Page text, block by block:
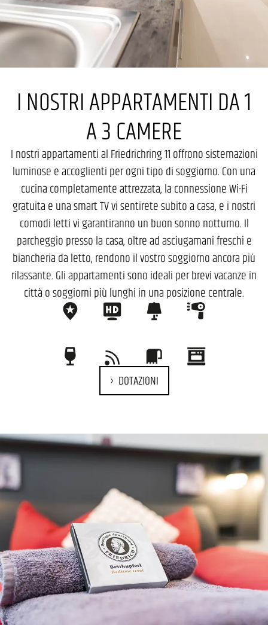
I NOSTRI APPARTAMENTI DA 1
A 3 CAMERE
I nostri appartamenti al Friedrichring 11 offrono sistemazioni
luminose e accoglienti per ogni tipo di soggiorno. Con una
cucina completamente attrezzata, la connessione Wi-Fi
gratuita e una smart TV vi sentirete subito a casa, e i nostri
comodi letti vi garantiranno un buon sonno notturno. Il
parcheggio presso la casa, oltre ad asciugamani freschi e
biancheria da letto, rendono il vostro soggiorno ancora più
rilassante. Gli appartamenti sono ideali per brevi vacanze in
città o soggiorni più lunghi in una posizione centrale.
DOTAZIONI